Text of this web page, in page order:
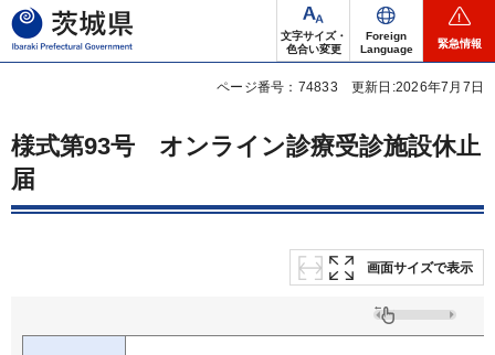
茨城県
文字サイズ・
色合い変更
Foreign
Language
緊急情報
ページ番号：74833 更新日:2026年7月7日
様式第93号 オンライン診療受診施設休止
届
画面サイズで表示